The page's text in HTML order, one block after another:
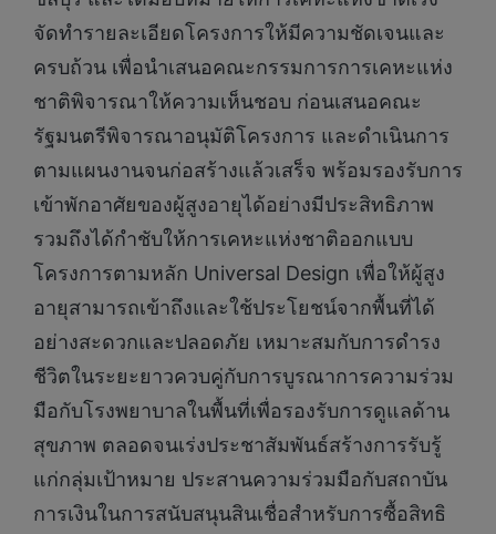
จัดทำรายละเอียดโครงการให้มีความชัดเจนและ
ครบถ้วน เพื่อนำเสนอคณะกรรมการการเคหะแห่ง
ชาติพิจารณาให้ความเห็นชอบ ก่อนเสนอคณะ
รัฐมนตรีพิจารณาอนุมัติโครงการ และดำเนินการ
ตามแผนงานจนก่อสร้างแล้วเสร็จ พร้อมรองรับการ
เข้าพักอาศัยของผู้สูงอายุได้อย่างมีประสิทธิภาพ
รวมถึงได้กำชับให้การเคหะแห่งชาติออกแบบ
โครงการตามหลัก Universal Design เพื่อให้ผู้สูง
อายุสามารถเข้าถึงและใช้ประโยชน์จากพื้นที่ได้
อย่างสะดวกและปลอดภัย เหมาะสมกับการดำรง
ชีวิตในระยะยาวควบคู่กับการบูรณาการความร่วม
มือกับโรงพยาบาลในพื้นที่เพื่อรองรับการดูแลด้าน
สุขภาพ ตลอดจนเร่งประชาสัมพันธ์สร้างการรับรู้
แก่กลุ่มเป้าหมาย ประสานความร่วมมือกับสถาบัน
การเงินในการสนับสนุนสินเชื่อสำหรับการซื้อสิทธิ